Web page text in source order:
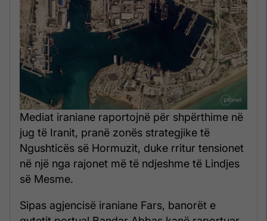
Mediat iraniane raportojnë për shpërthime në
jug të Iranit, pranë zonës strategjike të
Ngushticës së Hormuzit, duke rritur tensionet
në një nga rajonet më të ndjeshme të Lindjes
së Mesme.
Sipas agjencisë iraniane Fars, banorët e